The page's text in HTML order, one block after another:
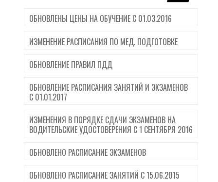
ОБНОВЛЕНЫ ЦЕНЫ НА ОБУЧЕНИЕ С 01.03.2016
ИЗМЕНЕНИЕ РАСПИСАНИЯ ПО МЕД. ПОДГОТОВКЕ
ОБНОВЛЕНИЕ ПРАВИЛ ПДД
ОБНОВЛЕНИЕ РАСПИСАНИЯ ЗАНЯТИЙ И ЭКЗАМЕНОВ
С 01.01.2017
ИЗМЕНЕНИЯ В ПОРЯДКЕ СДАЧИ ЭКЗАМЕНОВ НА
ВОДИТЕЛЬСКИЕ УДОСТОВЕРЕНИЯ С 1 СЕНТЯБРЯ 2016
ОБНОВЛЕНО РАСПИСАНИЕ ЭКЗАМЕНОВ
ОБНОВЛЕНО РАСПИСАНИЕ ЗАНЯТИЙ С 15.06.2015